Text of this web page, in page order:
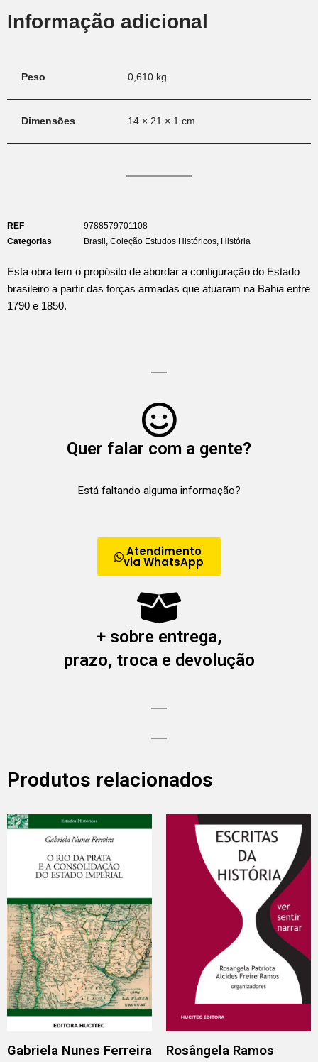
Informação adicional
Peso 0,610 kg
Dimensões 14 × 21 × 1 cm
REF
9788579701108
Categorias
Brasil , Coleção Estudos Históricos, História
Esta obra tem o propósito de abordar a configuração do Estado
brasileiro a partir das forças armadas que atuaram na Bahia entre
1790 e 1850.
Quer falar com a gente?
Está faltando alguma informação?
Atendimento
via WhatsApp
+ sobre entrega,
prazo, troca e devolução
Produtos relacionados
Gabriela Nunes Ferreira
Rosângela Ramos